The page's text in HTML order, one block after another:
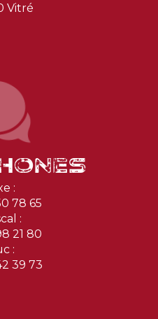
Vitré
:
78 65
:
21 80
:
39 73